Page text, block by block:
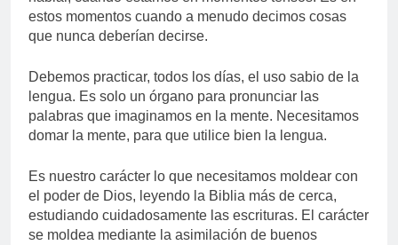
estos momentos cuando a menudo decimos cosas
que nunca deberían decirse.
Debemos practicar, todos los días, el uso sabio de la
lengua. Es solo un órgano para pronunciar las
palabras que imaginamos en la mente. Necesitamos
domar la mente, para que utilice bien la lengua.
Es nuestro carácter lo que necesitamos moldear con
el poder de Dios, leyendo la Biblia más de cerca,
estudiando cuidadosamente las escrituras. El carácter
se moldea mediante la asimilación de buenos